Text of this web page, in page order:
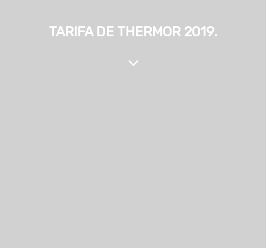
TARIFA DE THERMOR 2019.